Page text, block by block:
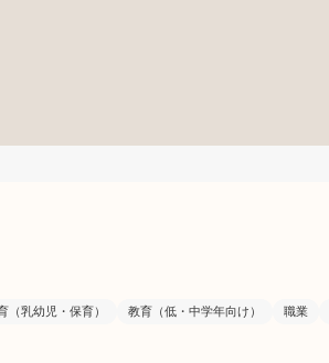
（乳幼児・保育） 教育（低・中学年向け） 職業